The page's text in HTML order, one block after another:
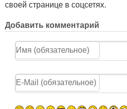
своей странице в соцсетях.
Добавить комментарий